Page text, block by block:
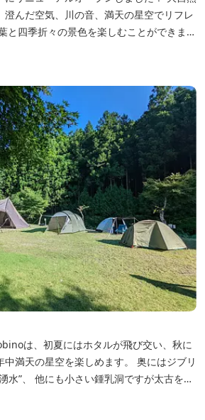
んだ空気、川の音、満天の星空でリフレ
と四季折々の景色を楽しむことができま
大台Ic」から車で約10分と好アクセス！
（日）までです！来年は３月１日（日）
は、初夏にはホタルが飛び交い、秋に
星空を楽しめます。 奥にはジブリ
水”、 他にも小さい鍾乳洞ですが太古を想
自然が豊かなスポットです。 wi-fi完
いただけます。 また近くには廃校を活用